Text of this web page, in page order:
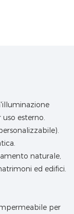
esterno.
naturale,
ed edifici.